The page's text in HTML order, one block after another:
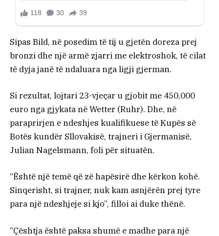
Sipas Bild, në posedim të tij u gjetën doreza prej
bronzi dhe një armë zjarri me elektroshok, të cilat
të dyja janë të ndaluara nga ligji gjerman.
Si rezultat, lojtari 23-vjeçar u gjobit me 450,000
euro nga gjykata në Wetter (Ruhr). Dhe, në
paraprirjen e ndeshjes kualifikuese të Kupës së
Botës kundër Sllovakisë, trajneri i Gjermanisë,
Julian Nagelsmann, foli për situatën.
“Është një temë që zë hapësirë ​​dhe kërkon kohë.
Sinqerisht, si trajner, nuk kam asnjërën prej tyre
para një ndeshjeje si kjo”, filloi ai duke thënë.
“Çështja është paksa shumë e madhe para një